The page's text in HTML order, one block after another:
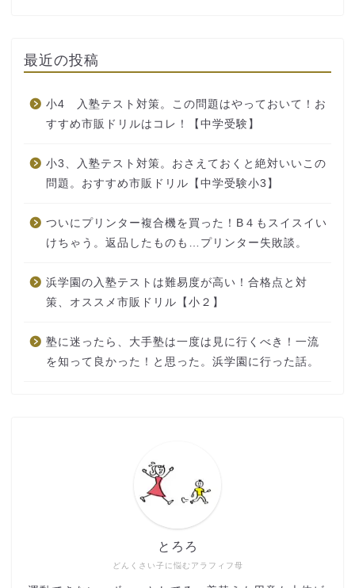
最近の投稿
小4 入塾テスト対策。この問題はやっておいて！お
すすめ市販ドリルはコレ！【中学受験】
小3、入塾テスト対策。おさえておくと絶対いいこの
問題。おすすめ市販ドリル【中学受験小3】
ついにプリンター複合機を買った！B４もスイスイい
けちゃう。返品したものも…プリンター失敗談。
浜学園の入塾テストは難易度が高い！合格点と対
策、オススメ市販ドリル【小２】
塾に迷ったら、大手塾は一度は見に行くべき！一流
を知って良かった！と思った。浜学園に行った話。
どんくさい子に悩むアラフィフ母
とろろ